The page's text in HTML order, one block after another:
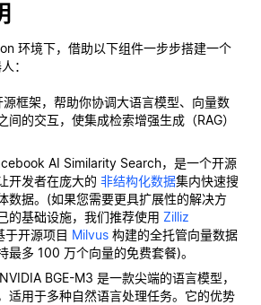
环境下，借助以下组件一步步搭建一个
：
源框架，帮助你协调大语言模型、向量数
间的交互，使集成检索增强生成（RAG）
AI Similarity Search，是一个开源
开发者在庞大的 非结构化数据集内快速搜
数据。(如果您需要更具扩展性的解决方
的基础设施，我们推荐使用 Zilliz
于开源项目 Milvus 构建的全托管向量数据
最多 100 万个向量的免费套餐)。
BGE-M3 是一款尖端的语言模型，
适用于多种自然语言处理任务。它的优势